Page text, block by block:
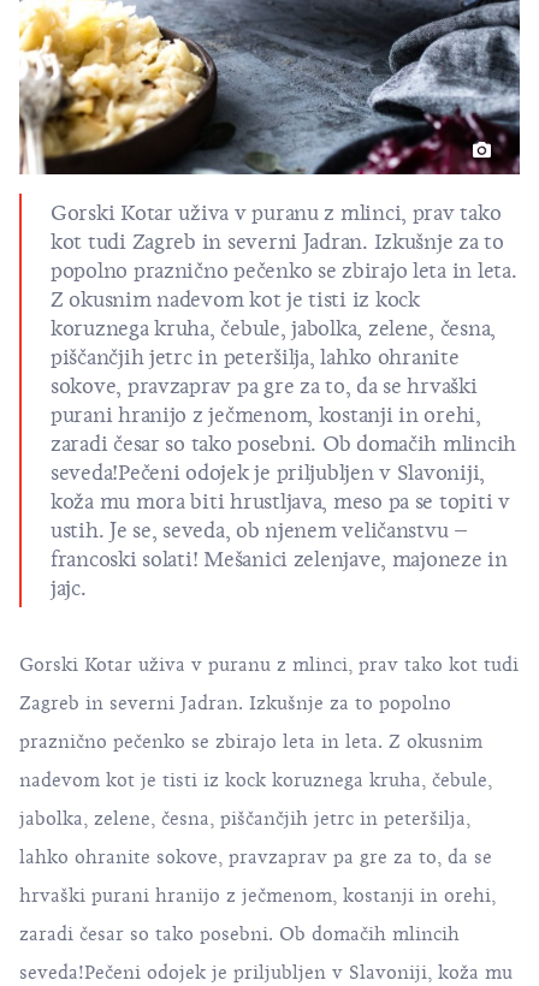
Gorski Kotar uživa v puranu z mlinci, prav tako
kot tudi Zagreb in severni Jadran. Izkušnje za to
popolno praznično pečenko se zbirajo leta in leta.
Z okusnim nadevom kot je tisti iz kock
koruznega kruha, čebule, jabolka, zelene, česna,
piščančjih jetrc in peteršilja, lahko ohranite
sokove, pravzaprav pa gre za to, da se hrvaški
purani hranijo z ječmenom, kostanji in orehi,
zaradi česar so tako posebni. Ob domačih mlincih
seveda!Pečeni odojek je priljubljen v Slavoniji,
koža mu mora biti hrustljava, meso pa se topiti v
ustih. Je se, seveda, ob njenem veličanstvu –
francoski solati! Mešanici zelenjave, majoneze in
jajc.
Gorski Kotar uživa v puranu z mlinci, prav tako kot tudi
Zagreb in severni Jadran. Izkušnje za to popolno
praznično pečenko se zbirajo leta in leta. Z okusnim
nadevom kot je tisti iz kock koruznega kruha, čebule,
jabolka, zelene, česna, piščančjih jetrc in peteršilja,
lahko ohranite sokove, pravzaprav pa gre za to, da se
hrvaški purani hranijo z ječmenom, kostanji in orehi,
zaradi česar so tako posebni. Ob domačih mlincih
seveda!Pečeni odojek je priljubljen v Slavoniji, koža mu